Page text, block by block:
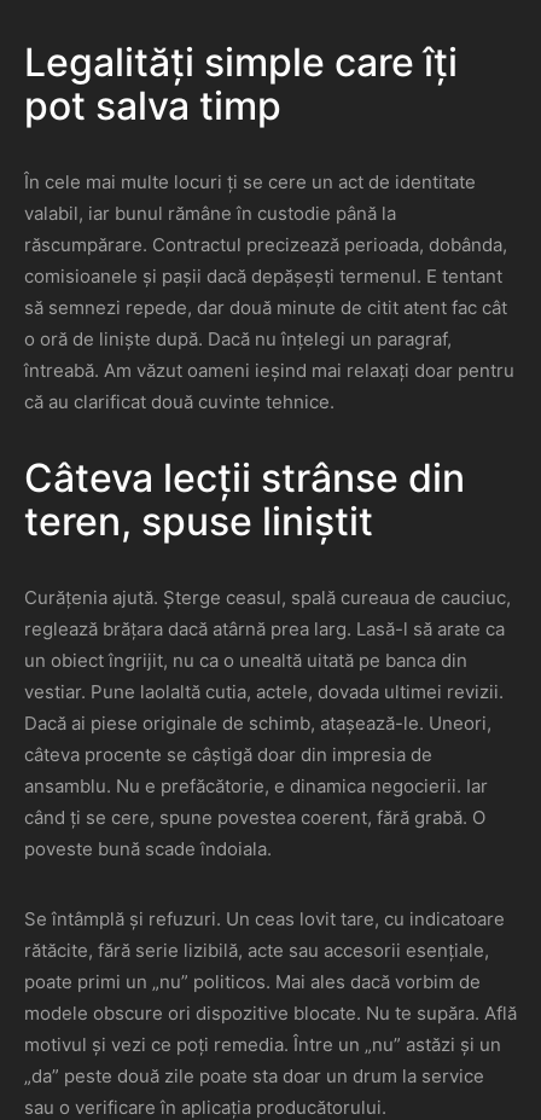
Legalități simple care îți
pot salva timp
În cele mai multe locuri ți se cere un act de identitate
valabil, iar bunul rămâne în custodie până la
răscumpărare. Contractul precizează perioada, dobânda,
comisioanele și pașii dacă depășești termenul. E tentant
să semnezi repede, dar două minute de citit atent fac cât
o oră de liniște după. Dacă nu înțelegi un paragraf,
întreabă. Am văzut oameni ieșind mai relaxați doar pentru
că au clarificat două cuvinte tehnice.
Câteva lecții strânse din
teren, spuse liniștit
Curățenia ajută. Șterge ceasul, spală cureaua de cauciuc,
reglează brățara dacă atârnă prea larg. Lasă-l să arate ca
un obiect îngrijit, nu ca o unealtă uitată pe banca din
vestiar. Pune laolaltă cutia, actele, dovada ultimei revizii.
Dacă ai piese originale de schimb, atașează-le. Uneori,
câteva procente se câștigă doar din impresia de
ansamblu. Nu e prefăcătorie, e dinamica negocierii. Iar
când ți se cere, spune povestea coerent, fără grabă. O
poveste bună scade îndoiala.
Se întâmplă și refuzuri. Un ceas lovit tare, cu indicatoare
rătăcite, fără serie lizibilă, acte sau accesorii esențiale,
poate primi un „nu” politicos. Mai ales dacă vorbim de
modele obscure ori dispozitive blocate. Nu te supăra. Află
motivul și vezi ce poți remedia. Între un „nu” astăzi și un
„da” peste două zile poate sta doar un drum la service
sau o verificare în aplicația producătorului.